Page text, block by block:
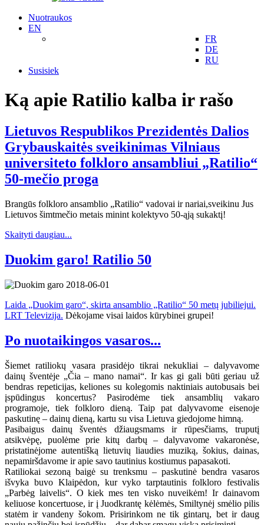
Nuotraukos
EN
FR
DE
RU
Susisiek
Ką apie Ratilio kalba ir rašo
Lietuvos Respublikos Prezidentės Dalios
Grybauskaitės sveikinimas Vilniaus
universiteto folkloro ansambliui „Ratilio“
50-mečio proga
Brangūs folkloro ansamblio „Ratilio“ vadovai ir nariai,sveikinu Jus
Lietuvos šimtmečio metais minint kolektyvo 50-ąją sukaktį!
Skaityti daugiau...
Duokim garo! Ratilio 50
Laida „Duokim garo“, skirta ansamblio „Ratilio“ 50 metų jubiliejui.
LRT Televizija. Dėkojame visai laidos kūrybinei grupei!
Po nuotaikingos vasaros...
Šiemet ratiliokų vasara prasidėjo tikrai nekukliai – dalyvavome
dainų šventėje „Čia – mano namai“. Ir kas gi gali būti geriau už
bendras repeticijas, keliones su kolegomis naktiniais autobusais bei
įspūdingus koncertus? Pasirodėme tiek ansamblių vakaro
programoje, tiek folkloro dieną. Taip pat dalyvavome eisenoje
paskutinę – dainų dieną, kartu su visa Lietuva giedojome himną.
Pasibaigus dainų šventės džiaugsmams ir rūpesčiams, truputį
atsikvėpę, puolėme prie kitų darbų – dalyvavome vakaronėse,
pristatinėjome autentišką lietuvių liaudies muziką, šokius, dainas,
nepamiršdavome ir apie savo tautinius kostiumus papasakoti.
Ratiliokai sezoną baigė su trenksmu – paskutinė bendra vasaros
išvyka buvo Klaipėdon, kur vyko tarptautinis folkloro festivalis
„Parbėg laivelis“. O kiek mes ten visko nuveikėm! Ir dainavom
keliuose koncertuose, ir į Juodkrantę kėlėmės, Smiltynėj smėlio pilis
statėm ir vandeny šokom. Prisirinkom ne tik gintarų, bet ir daug